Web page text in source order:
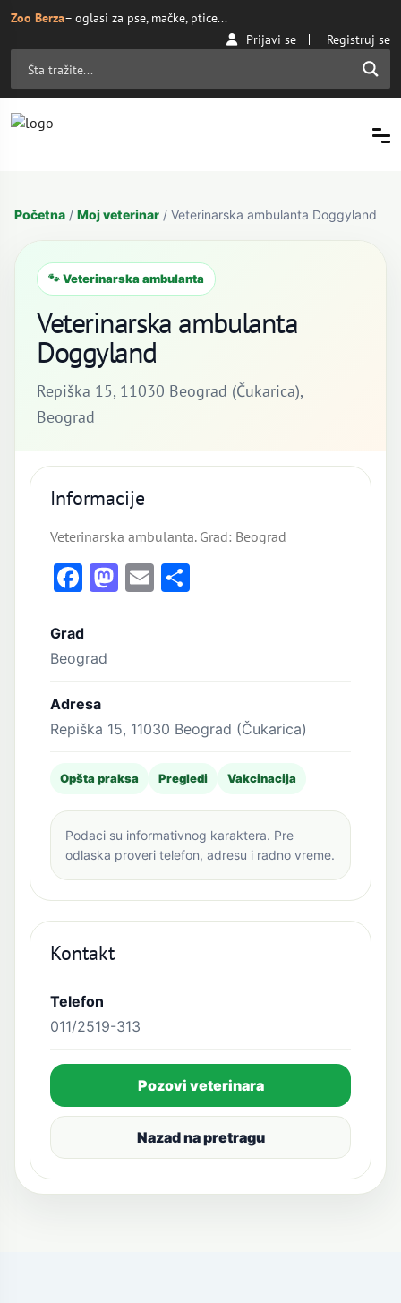
Zoo Berza– oglasi za pse, mačke, ptice...
Prijavi se
Registruj se
Početna / Moj veterinar / Veterinarska ambulanta Doggyland
🐾 Veterinarska ambulanta
Veterinarska ambulanta
Doggyland
Repiška 15, 11030 Beograd (Čukarica),
Beograd
Informacije
Veterinarska ambulanta. Grad: Beograd
Facebook
Mastodon
Email
Grad
Beograd
Adresa
Repiška 15, 11030 Beograd (Čukarica)
Opšta praksa Pregledi Vakcinacija
Podaci su informativnog karaktera. Pre
odlaska proveri telefon, adresu i radno vreme.
Kontakt
Telefon
011/2519-313
Pozovi veterinara
Nazad na pretragu